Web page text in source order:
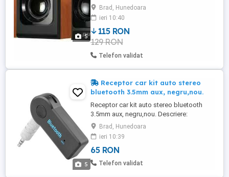
5
cireș,nou. Descriere: Subwoofer si sateliti
din lemn cires pentru un sunet ca de
cristal. Subwooferul orientat frontal
produce sunete de adancimi complete.
Videoclipurile, jocurile si muzica dvs. vor
avea o dimensiune cu totul noua.Cele ...
Brad, Hunedoara
ieri 10:40
115 RON
129 RON
Telefon validat
5
Receptor car kit auto stereo
bluetooth 3.5mm aux, negru,nou.
Receptor car kit auto stereo bluetooth
3.5mm aux, negru,nou. Descriere:
Adaptorul bluetooth va ofera posibilitatea
de a va transforma sistemul audio al
masini, smartphone-ul sau sistemul audio
intr-unul ce permite redarea muzicii
preferate prin intermediul conexiunii
Brad, Hunedoara
ieri 10:39
65 RON
Telefon validat